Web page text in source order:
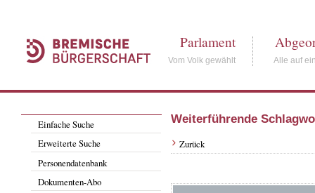
Parlament
Vom Volk gewählt Alle auf
Einfache Suche
Erweiterte Suche
Personendatenbank
Dokumenten-Abo
Weiterführende
Zurück